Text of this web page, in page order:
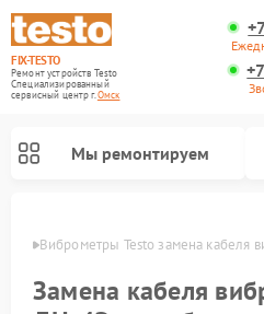
FIX-TESTO
Ремонт устройств Testo
Специализированный
cервисный центр г.Омск
Мы ремонтируем
Виброметры Testo замена кабеля
Замена кабеля